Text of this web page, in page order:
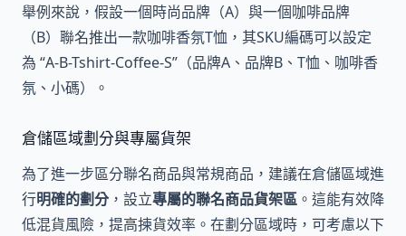
舉例來說，假設一個時尚品牌（A）與一個咖啡品牌
（B）聯名推出一款咖啡香氛T恤，其SKU編碼可以設定
為 “A-B-Tshirt-Coffee-S”（品牌A、品牌B、T恤、咖啡香
氛、小碼）。
倉儲區域劃分與專屬貨架
為了進一步區分聯名商品與常規商品，建議在倉儲區域進
行明確的劃分，設立專屬的聯名商品貨架區 。這能有效降
低混貨風險，提高揀貨效率。在劃分區域時，可考慮以下